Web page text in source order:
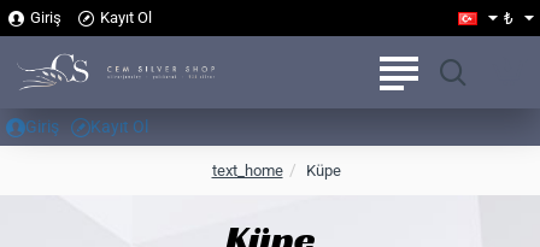
Giriş Kayıt Ol ₺
Giriş Kayıt Ol
text_homeh
e
Küpe